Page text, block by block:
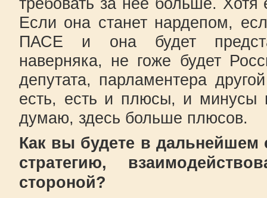
Если она станет нардепом,
ПАСЕ и она будет
наверняка, не гоже будет
депутата, парламентера
есть, есть и плюсы, и минусы
думаю, здесь больше плюсов.
Как вы будете в дальнейшем
стратегию,
стороной?